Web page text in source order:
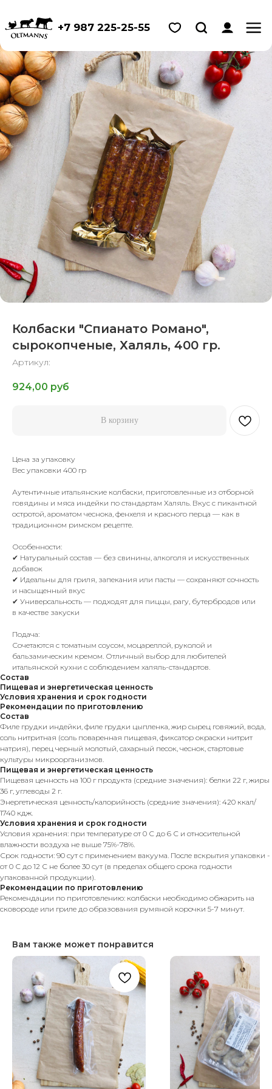
+7 987 225-25-55
Колбаски "Спианато Романо",
сырокопченые, Халяль, 400 гр.
Артикул:
924,00 руб
В корзину
Цена за упаковку
Вес упаковки 400 гр
Аутентичные итальянские колбаски, приготовленные из отборной
говядины и мяса индейки по стандартам Халяль. Вкус с пикантной
остротой, ароматом чеснока, фенхеля и красного перца — как в
традиционном римском рецепте.
Особенности:
✔ Натуральный состав — без свинины, алкоголя и искусственных
добавок
✔ Идеальны для гриля, запекания или пасты — сохраняют сочность
и насыщенный вкус
✔ Универсальность — подходят для пиццы, рагу, бутербродов или
в качестве закуски
Подача:
Сочетаются с томатным соусом, моцареллой, руколой и
бальзамическим кремом. Отличный выбор для любителей
итальянской кухни с соблюдением халяль-стандартов.
Состав
Пищевая и энергетическая ценность
Условия хранения и срок годности
Рекомендации по приготовлению
Состав
Филе грудки индейки, филе грудки цыпленка, жир сырец говяжий, вода,
соль нитритная (соль поваренная пищевая, фиксатор окраски нитрит
натрия), перец черный молотый, сахарный песок, чеснок, стартовые
культуры микроорганизмов.
Пищевая и энергетическая ценность
Пищевая ценность на 100 г продукта (средние значения): белки 22 г, жиры
36 г, углеводы 2 г.
Энергетическая ценность/калорийность (средние значения): 420 ккал/
1740 кдж.
Условия хранения и срок годности
Условия хранения: при температуре от 0 С до 6 С и относительной
влажности воздуха не выше 75%-78%.
Срок годности: 90 сут с применением вакуума. После вскрытия упаковки -
от 0 С до 12 С не более 30 сут (в пределах общего срока годности
упакованной продукции).
Рекомендации по приготовлению
Рекомендации по приготовлению: колбаски необходимо обжарить на
сковороде или гриле до образования румяной корочки 5-7 минут.
Вам также может понравится